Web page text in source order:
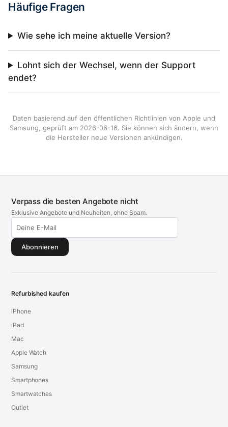
Häufige Fragen
Wie sehe ich meine aktuelle Version?
Lohnt sich der Wechsel, wenn der Support
endet?
Daten basierend auf den öffentlichen Richtlinien von Apple und
Samsung, geprüft am 2026-06-16. Sie können sich ändern, wenn
die Hersteller neue Versionen ankündigen.
Verpass die besten Angebote nicht
Exklusive Angebote und Neuheiten, ohne Spam.
Abonnieren
Refurbished kaufen
iPhone
iPad
Mac
Apple Watch
Samsung
Smartphones
Smartwatches
Outlet